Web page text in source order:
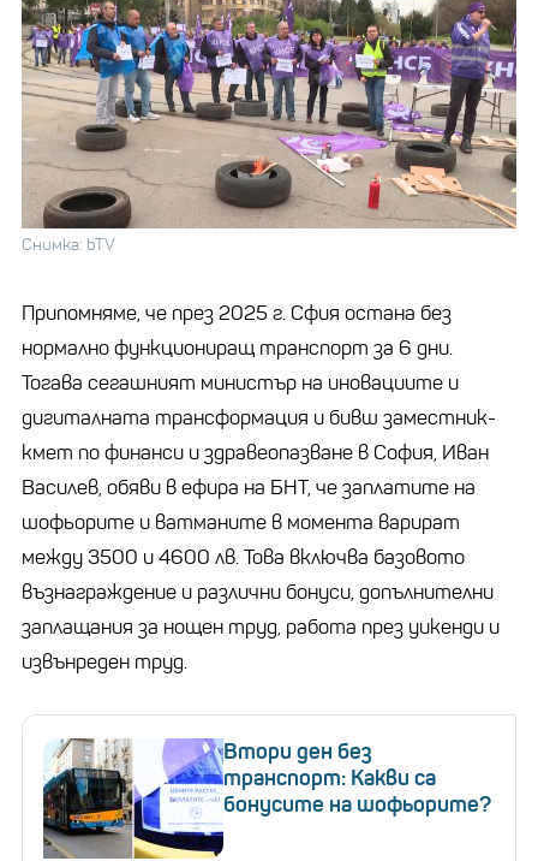
Снимка: bTV
Припомняме, че през 2025 г. Сфия остана без
нормално функциониращ транспорт за 6 дни.
Тогава сегашният министър на иновациите и
дигиталната трансформация и бивш заместник-
кмет по финанси и здравеопазване в София, Иван
Василев, обяви в ефира на БНТ, че заплатите на
шофьорите и ватманите в момента варират
между 3500 и 4600 лв. Това включва базовото
възнаграждение и различни бонуси, допълнителни
заплащания за нощен труд, работа през уикенди и
извънреден труд.
Втори ден без
транспорт: Какви са
бонусите на шофьорите?